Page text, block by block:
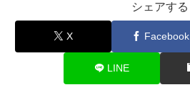
シェアする
X Facebook
LINE